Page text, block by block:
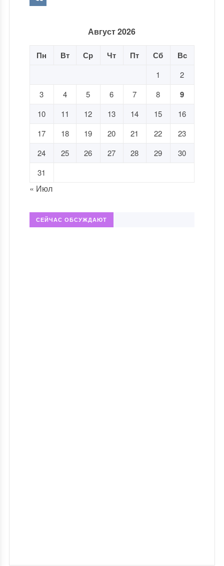
Август 2026
Пн Вт Ср Чт Пт Сб Вс
1
2
3
4 5 6 7 8 9
10 11 12 13 14 15
16
17
18 19 20 21 22
23
24
25 26 27 28 29
30
31
« Июл
СЕЙЧАС ОБСУЖДАЮТ